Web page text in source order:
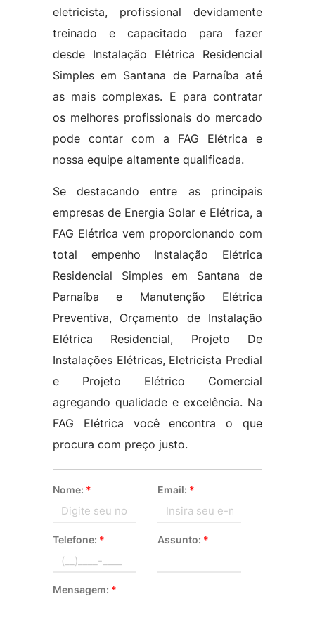
eletricista, profissional devidamente
treinado e capacitado para fazer
desde Instalação Elétrica Residencial
Simples em Santana de Parnaíba até
as mais complexas. E para contratar
os melhores profissionais do mercado
pode contar com a FAG Elétrica e
nossa equipe altamente qualificada.
Se destacando entre as principais
empresas de Energia Solar e Elétrica, a
FAG Elétrica vem proporcionando com
total empenho Instalação Elétrica
Residencial Simples em Santana de
Parnaíba e Manutenção Elétrica
Preventiva, Orçamento de Instalação
Elétrica Residencial, Projeto De
Instalações Elétricas, Eletricista Predial
e Projeto Elétrico Comercial
agregando qualidade e excelência. Na
FAG Elétrica você encontra o que
procura com preço justo.
Nome: * Email: *
Telefone: * Assunto: *
Mensagem: *